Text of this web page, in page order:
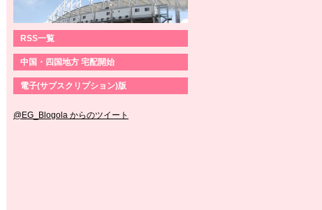
RSS一覧
中国・四国地方 宅配開始
電子(サブスクリプション)版
@EG_Blogola からのツイート